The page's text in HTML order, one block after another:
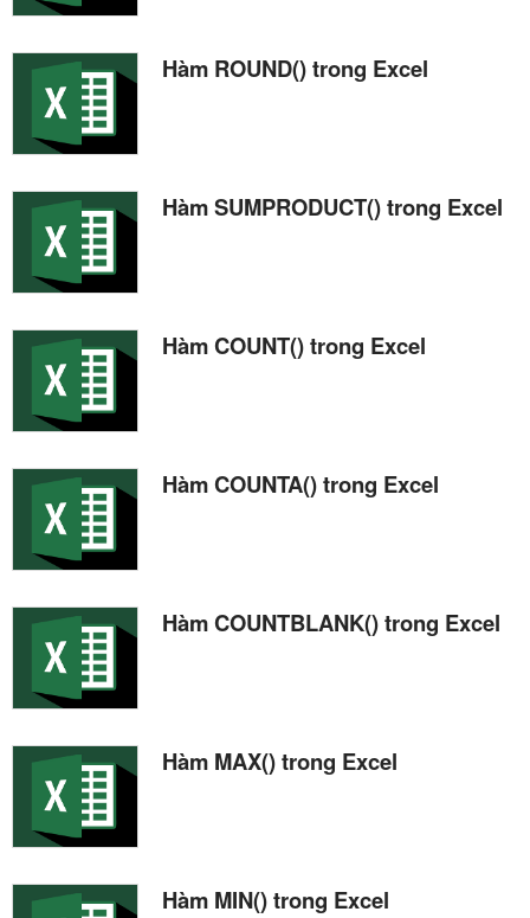
Hàm ROUND() trong Excel
Hàm SUMPRODUCT() trong Excel
Hàm COUNT() trong Excel
Hàm COUNTA() trong Excel
Hàm COUNTBLANK() trong Excel
Hàm MAX() trong Excel
Hàm MIN() trong Excel